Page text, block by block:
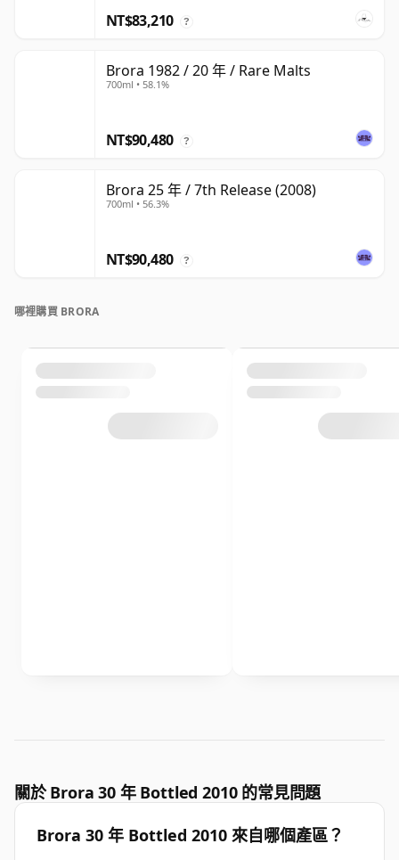
NT$83,210 ?
Brora 1982 / 20 年 / Rare Malts
700ml • 58.1%
NT$90,480 ?
Brora 25 年 / 7th Release (2008)
700ml • 56.3%
NT$90,480 ?
哪裡購買 BRORA
關於 Brora 30 年 Bottled 2010 的常見問題
Brora 30 年 Bottled 2010 來自哪個產區？